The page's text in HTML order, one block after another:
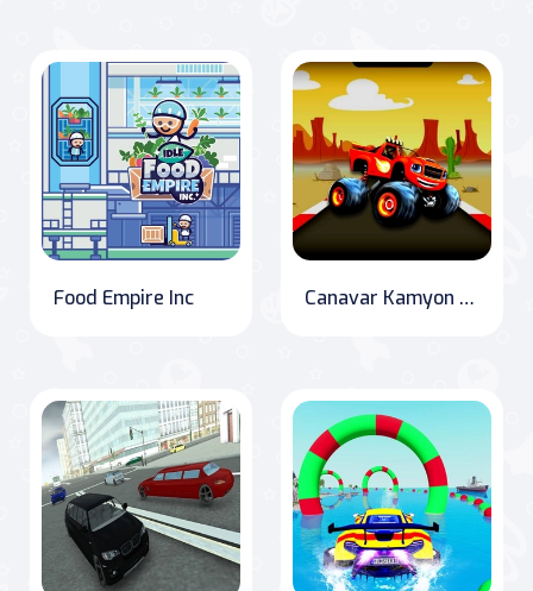
Food Empire Inc Canavar Kamyon Gizli Yıldız